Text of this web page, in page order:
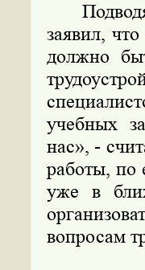
Подводя
заявил,
должно
учебных
нас», -
работы, по
уже в
вопросам